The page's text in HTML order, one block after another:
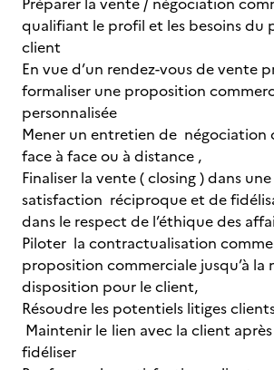
qualifiant le profil et les besoins du
client
En vue d’un rendez-vous de vente
formaliser une proposition
personnalisée
Mener un entretien de négociation
face à face ou à distance ,
Finaliser la vente ( closing ) dans
satisfaction réciproque et de
dans le respect de l’éthique des
Piloter la contractualisation
proposition commerciale jusqu’à la
disposition pour le client,
Résoudre les potentiels litiges
Maintenir le lien avec la client
fidéliser